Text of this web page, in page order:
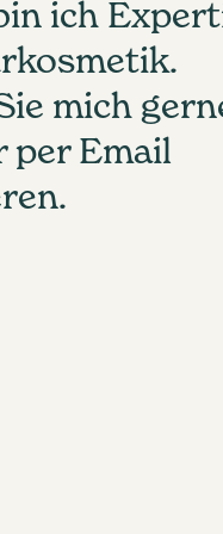
ich
mich
per Email